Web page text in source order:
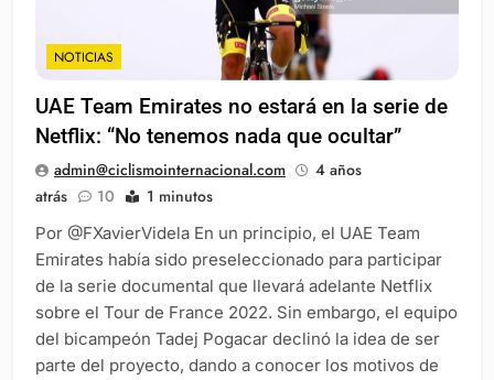
NOTICIAS
UAE Team Emirates no estará en la serie de
Netflix: “No tenemos nada que ocultar”
admin@ciclismointernacional.com
4 años
atrás
10 1 minutos
Por @FXavierVidela En un principio, el UAE Team
Emirates había sido preseleccionado para participar
de la serie documental que llevará adelante Netflix
sobre el Tour de France 2022. Sin embargo, el equipo
del bicampeón Tadej Pogacar declinó la idea de ser
parte del proyecto, dando a conocer los motivos de